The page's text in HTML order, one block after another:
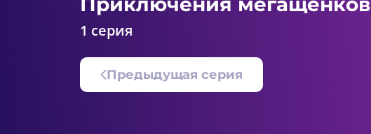
1 серия
Предыдущая серия